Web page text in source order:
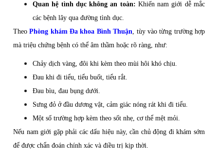
Quan hệ tình dục không an toàn: Khiến nam giới dễ mắc
các bệnh lây qua đường tình dục.
TheoPhòng khám Đa khoa Bình Thuận, tùy vào từng trường hợp
mà triệu chứng bệnh có thể âm thầm hoặc rõ ràng, như:
Chảy dịch vàng, đôi khi kèm theo mùi hôi khó chịu.
Đau khi đi tiểu, tiểu buốt, tiểu rắt.
Đau bìu, đau bụng dưới.
Sưng đỏ ở đầu dương vật, cảm giác nóng rát khi đi tiểu.
Một số trường hợp kèm theo sốt nhẹ, cơ thể mệt mỏi.
Nếu nam giới gặp phải các dấu hiệu này, cần chủ động đi khám sớm
để được chẩn đoán chính xác và điều trị kịp thời.